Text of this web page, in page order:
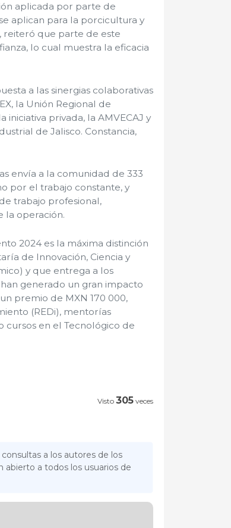
aplicada por parte de
aplican para la porcicultura y
reiteró que parte de este
lo cual muestra la eficacia
a las sinergias colaborativas
la Unión Regional de
iniciativa privada, la AMVECAJ y
de Jalisco. Constancia,
envía a la comunidad de 333
por el trabajo constante, y
trabajo profesional,
la operación.
2024 es la máxima distinción
de Innovación, Ciencia y
y que entrega a los
generado un gran impacto
premio de MXN 170 000,
(REDi), mentorías
cursos en el Tecnológico de
Visto 305 veces
a los autores de los
abierto a todos los usuarios de